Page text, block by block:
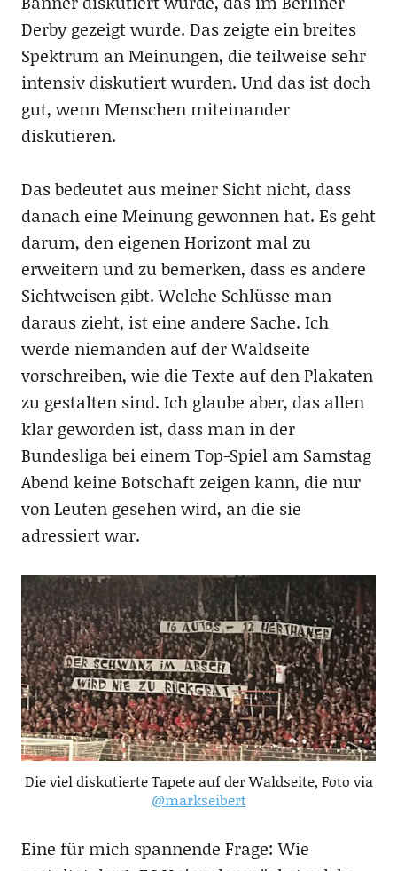
Derby gezeigt wurde. Das zeigte ein breites
Spektrum an Meinungen, die teilweise sehr
intensiv diskutiert wurden. Und das ist doch
gut, wenn Menschen miteinander
diskutieren.
Das bedeutet aus meiner Sicht nicht, dass
danach eine Meinung gewonnen hat. Es geht
darum, den eigenen Horizont mal zu
erweitern und zu bemerken, dass es andere
Sichtweisen gibt. Welche Schlüsse man
daraus zieht, ist eine andere Sache. Ich
werde niemanden auf der Waldseite
vorschreiben, wie die Texte auf den Plakaten
zu gestalten sind. Ich glaube aber, das allen
klar geworden ist, dass man in der
Bundesliga bei einem Top-Spiel am Samstag
Abend keine Botschaft zeigen kann, die nur
von Leuten gesehen wird, an die sie
adressiert war.
Die viel diskutierte Tapete auf der Waldseite, Foto via
@markseibert
Eine für mich spannende Frage: Wie